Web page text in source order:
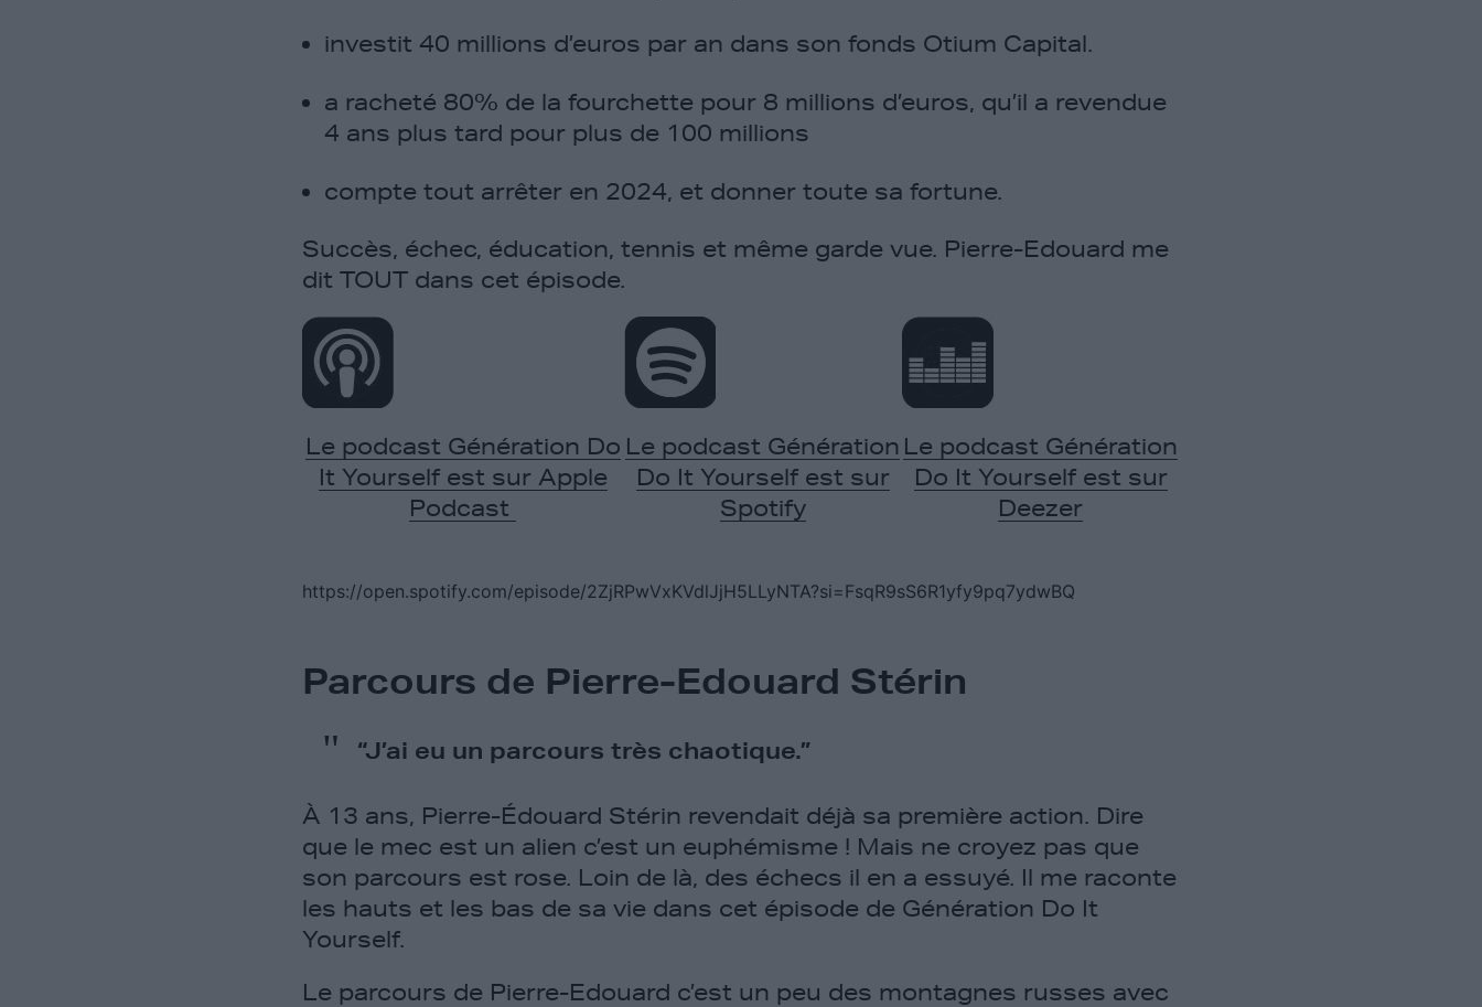
investit 40 millions d’euros par an dans son fonds Otium Capital.
a racheté 80% de la fourchette pour 8 millions d’euros, qu’il a revendue
4 ans plus tard pour plus de 100 millions
compte tout arrêter en 2024, et donner toute sa fortune.
Succès, échec, éducation, tennis et même garde vue. Pierre-Edouard me
dit TOUT dans cet épisode.
Le podcast Génération Do
It Yourself est sur Apple
Podcast
Le podcast Génération
Do It Yourself est sur
Spotify
Le podcast Génération
Do It Yourself est sur
Deezer
https://open.spotify.com/episode/2ZjRPwVxKVdlJjH5LLyNTA?si=FsqR9sS6R1yfy9pq7ydwBQ
Parcours de Pierre-Edouard Stérin
“J’ai eu un parcours très chaotique.”
À 13 ans, Pierre-Édouard Stérin revendait déjà sa première action. Dire
que le mec est un alien c’est un euphémisme ! Mais ne croyez pas que
son parcours est rose. Loin de là, des échecs il en a essuyé. Il me raconte
les hauts et les bas de sa vie dans cet épisode de Génération Do It
Yourself.
Le parcours de Pierre-Edouard c’est un peu des montagnes russes avec